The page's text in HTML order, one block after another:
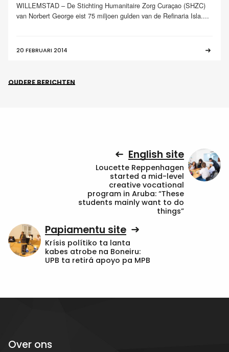
WILLEMSTAD – De Stichting Humanitaire Zorg Curaçao (SHZC)
van Norbert George eist 75 miljoen gulden van de Refinaria Isla....
20 FEBRUARI 2014
OUDERE BERICHTEN
English site
Loucette Reppenhagen
started a mid-level
creative vocational
program in Aruba: “These
students mainly want to do
things”
Papiamentu site
Krísis polítiko ta lanta
kabes atrobe na Boneiru:
UPB ta retirá apoyo pa MPB
Over ons